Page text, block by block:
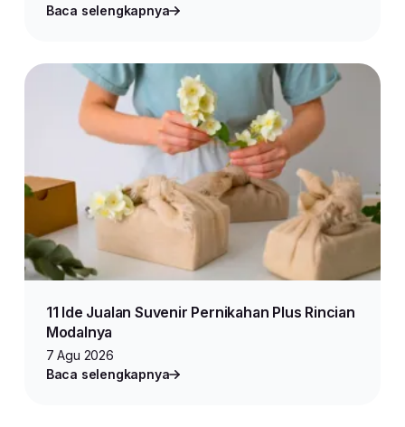
Baca selengkapnya
11 Ide Jualan Suvenir Pernikahan Plus Rincian
Modalnya
7 Agu 2026
Baca selengkapnya